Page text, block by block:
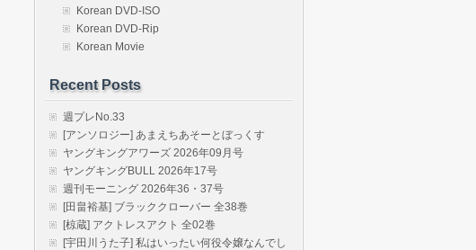
Korean DVD-ISO
Korean DVD-Rip
Korean Movie
Recent Posts
週プレNo.33
[アンソロジー] あまえちあそーとぼっくす
ヤングキングアワーズ 2026年09月号
ヤングキングBULL 2026年17号
週刊モーニング 2026年36・37号
[田畠裕基] ブラッククローバー 全38巻
[椋蔵] アクトレスアクト 全02巻
[宇田川うた子] 私はいったい何役令嬢なんでし